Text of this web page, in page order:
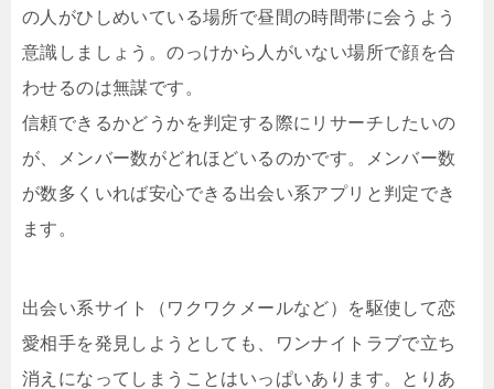
の人がひしめいている場所で昼間の時間帯に会うよう
意識しましょう。のっけから人がいない場所で顔を合
わせるのは無謀です。
信頼できるかどうかを判定する際にリサーチしたいの
が、メンバー数がどれほどいるのかです。メンバー数
が数多くいれば安心できる出会い系アプリと判定でき
ます。
出会い系サイト（ワクワクメールなど）を駆使して恋
愛相手を発見しようとしても、ワンナイトラブで立ち
消えになってしまうことはいっぱいあります。とりあ